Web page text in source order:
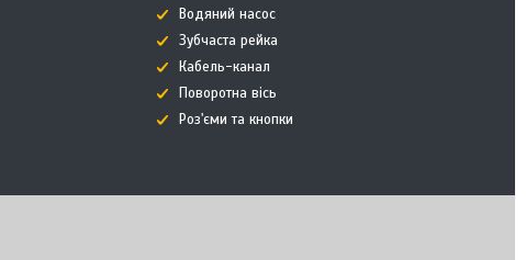
Водяний насос
Зубчаста рейка
Кабель-канал
Поворотна вісь
Роз'єми та кнопки